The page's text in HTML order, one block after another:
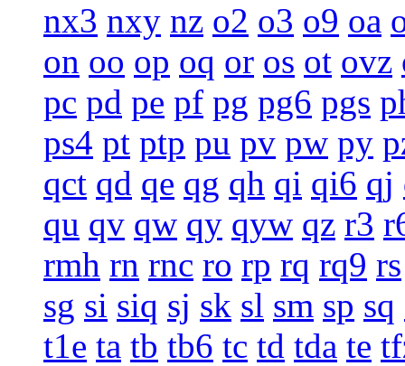
nx3 nxy nz o2 o3 o9 oa
on oo op oq or os ot ovz
pc pd pe pf pg pg6 pgs
ps4 pt ptp pu pv pw py
qct qd qe qg qh qi qi6 qj
qu qv qw qy qyw qz r3
rmh rn rnc ro rp rq rq9 rs
sg si siq sj sk sl sm sp sq
t1e ta tb tb6 tc td tda te